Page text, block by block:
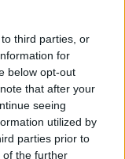
third parties, or
for
below opt-out
that after your
seeing
utilized by
parties prior to
of the further